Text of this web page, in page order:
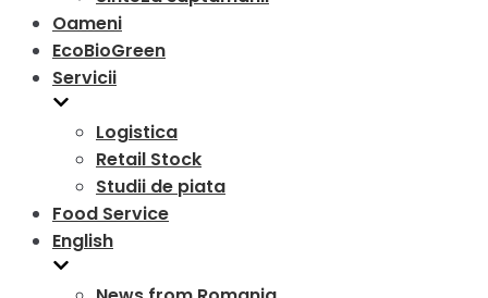
Oameni
EcoBioGreen
Servicii
Logistica
Retail Stock
Studii de piata
Food Service
English